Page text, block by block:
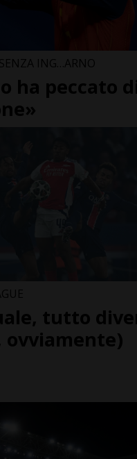
ING…ARNO
ha peccato
tutto
ovviamente)